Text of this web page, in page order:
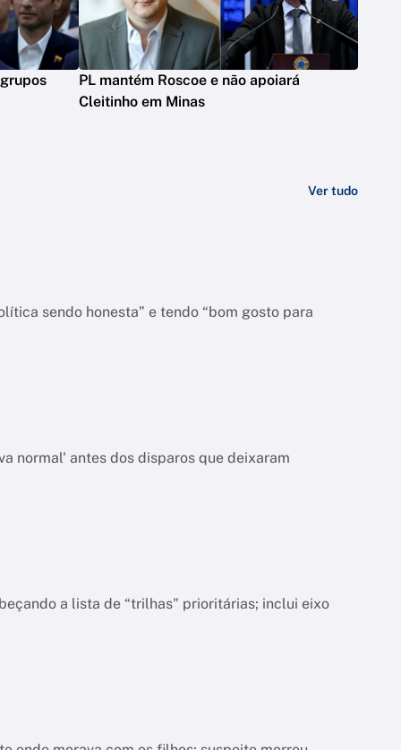
PL mantém Roscoe e não apoiará
Cleitinho em Minas
Ver tudo
sendo honesta” e tendo “bom gosto para
normal' antes dos disparos que deixaram
a lista de “trilhas" prioritárias; inclui eixo